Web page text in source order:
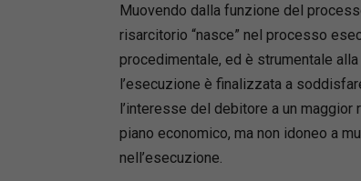
Muovendo dalla funzione del
risarcitorio “nasce” nel processo
procedimentale, ed è strumentale
l’esecuzione è finalizzata a
l’interesse del debitore a un
piano economico, ma non idoneo a
nell’esecuzione.